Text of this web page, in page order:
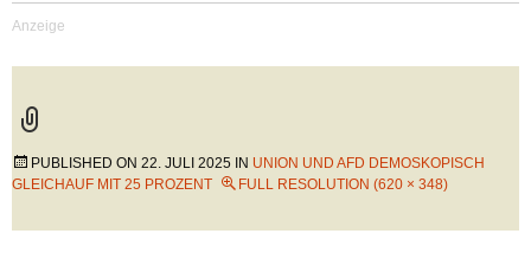
PUBLISHED ON 22. JULI 2025 IN UNION UND AFD DEMOSKOPISCH
GLEICHAUF MIT 25 PROZENT
FULL RESOLUTION (620 × 348)